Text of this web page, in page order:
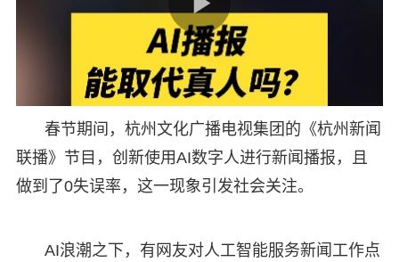
春节期间，杭州文化广播电视集团的《杭州新闻
联播》节目，创新使用AI数字人进行新闻播报，且
做到了0失误率，这一现象引发社会关注。
AI浪潮之下，有网友对人工智能服务新闻工作点